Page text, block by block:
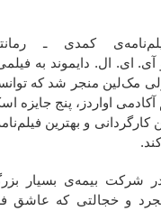
فیلم‌نامه‌ی کمدی ـ
آی. ای. ال. دایموند به
مک‌لین منجر شد که
اواردز، پنج جایزه
کارگردانی و بهترین
شرکت بیمه‌ی بسیار
و خجالتی که عاشق